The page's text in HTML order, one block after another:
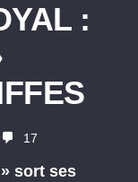
:
17
sort ses